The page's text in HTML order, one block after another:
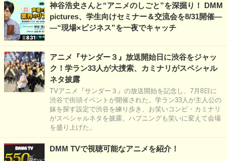
神谷浩史さんと“アニメのしごと”を深掘り！ DMM
pictures、学生向けセミナー＆交流会を8/31開催―
―“現場×ビジネス”を一夜でキャッチ
アニメ『サンダー３』放送開始日に渋谷をジャッ
ク！学ラン33人が大捜索、カミナリがスペシャル
ネタ披露
TVアニメ『サンダー３』の放送開始を記念し、7月8日に
渋谷で街頭イベントが開催された。学ラン33人が主人公の
妹を探す設定で渋谷を練り歩き、お笑いコンビ・カミナリ
がスペシャルネタを披露。ハプニングも笑いに変えて会場
を盛り上げた。
DMM TVで視聴可能なアニメを紹介！